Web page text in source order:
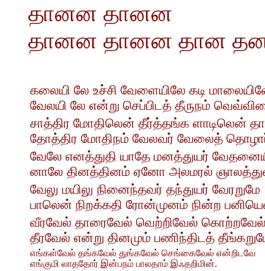
தானன தானன
தானன தானன தான
கலையி லே உச்சி வேளையிலே கடி
வேலயி லே என்று செப்பிடத் தீருநம்
சாத்திர மோதிலென் தீர்த்தங்க ளாடிலென்
தோத்திர மோதிநம் வேலவர் வேலைத்
வேலே எனத்துதி யாதே மனத்துயர்
னாலே தினத்தினம் ஏனோ அலமரல்
வேலு மயிலு நினைந்தவர் தந்துயர் வேரறுமே
பாலென் நிறக்கதி ரோன்முனம் நின்ற
வீரவேல் தாரைவேல் வெற்றிவேல்
தீரவேல் என்று தினமும் பணிந்திடத்
எங்கள்வேல் தங்கவேல் துங்கவேல் செங்கைவேல் என்றிடவே
எங்குமி லாததோர் இன்பநம் பாலதாம் இஃதறிமின்.